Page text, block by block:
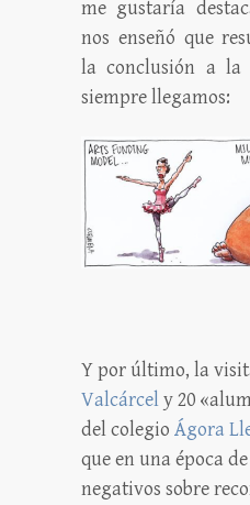
me gustaría
nos enseñó que
la conclusión a la
siempre llegamos:
Y por último, la
Valcárcely 20
del colegio Ágora
que en una época
negativos sobre